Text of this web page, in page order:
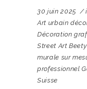
30 juin 2025
Art urbain
Décoration
Street Art
murale sur
professionnel
Suisse